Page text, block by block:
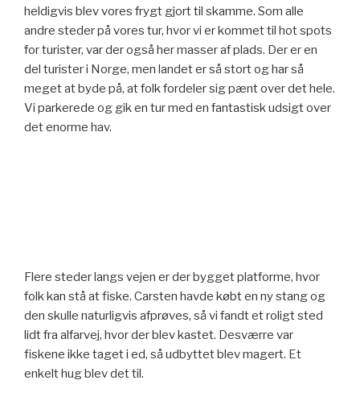
heldigvis blev vores frygt gjort til skamme. Som alle
andre steder på vores tur, hvor vi er kommet til hot spots
for turister, var der også her masser af plads. Der er en
del turister i Norge, men landet er så stort og har så
meget at byde på, at folk fordeler sig pænt over det hele.
Vi parkerede og gik en tur med en fantastisk udsigt over
det enorme hav.
Flere steder langs vejen er der bygget platforme, hvor
folk kan stå at fiske. Carsten havde købt en ny stang og
den skulle naturligvis afprøves, så vi fandt et roligt sted
lidt fra alfarvej, hvor der blev kastet. Desværre var
fiskene ikke taget i ed, så udbyttet blev magert. Et
enkelt hug blev det til.